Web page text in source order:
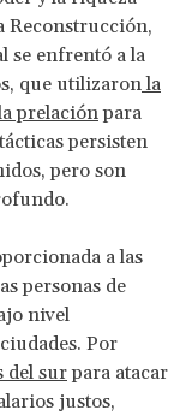
Reconstrucción,
se enfrentó a la
que utilizaronla
prelaciónpara
persisten
pero son
a las
personas de
nivel
Por
del surpara atacar
justos,